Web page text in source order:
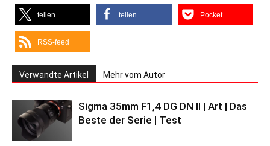
teilen teilen Pocket
RSS-feed
Verwandte Artikel Mehr vom Autor
Sigma 35mm F1,4 DG DN II | Art | Das
Beste der Serie | Test